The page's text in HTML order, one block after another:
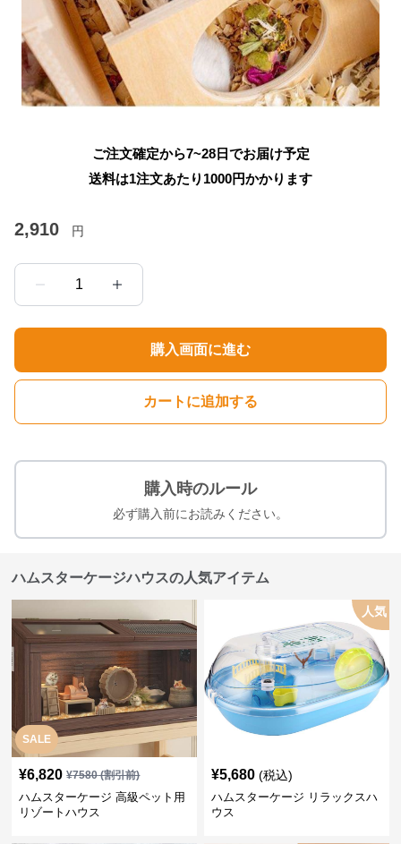
ご注文確定から7~28日でお届け予定
送料は1注文あたり 1000円かかります
2,910 円
1
購入画面に進む
カートに追加する
購入時のルール
必ず購入前にお読みください。
ハムスターケージハウスの人気アイテム
SALE
¥6,820 ¥7580(割引前)
ハムスターケージ 高級ペット用
リゾートハウス
人気
¥5,680 (税込)
ハムスターケージ リラックスハ
ウス